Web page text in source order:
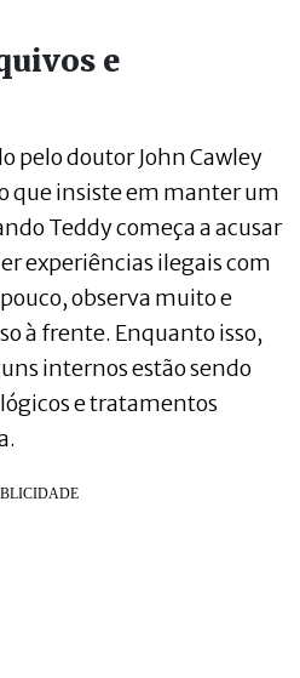
e
pelo doutor John Cawley
que insiste em manter um
Teddy começa a acusar
experiências ilegais com
observa muito e
à frente. Enquanto isso,
internos estão sendo
e tratamentos